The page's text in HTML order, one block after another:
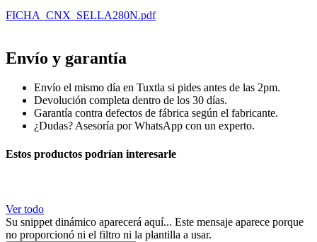
FICHA_CNX_SELLA280N.pdf
Envío y garantía
Envío el mismo día en Tuxtla si pides antes de las 2pm.
Devolución completa dentro de los 30 días.
Garantía contra defectos de fábrica según el fabricante.
¿Dudas? Asesoría por WhatsApp con un experto.
Estos productos podrían interesarle
Ver todo
Su snippet dinámico aparecerá aquí... Este mensaje aparece porque
no proporcionó ni el filtro ni la plantilla a usar.